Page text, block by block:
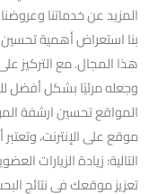
المزيد عن خدماتنا
بنا استعراض أهمية
هذا المجال. مع التركيز
وجعله مرئيًا بشكل
موقع على الإنترنت،
التالية: زيادة الزيارات
تعزيز موقعك في نتائج